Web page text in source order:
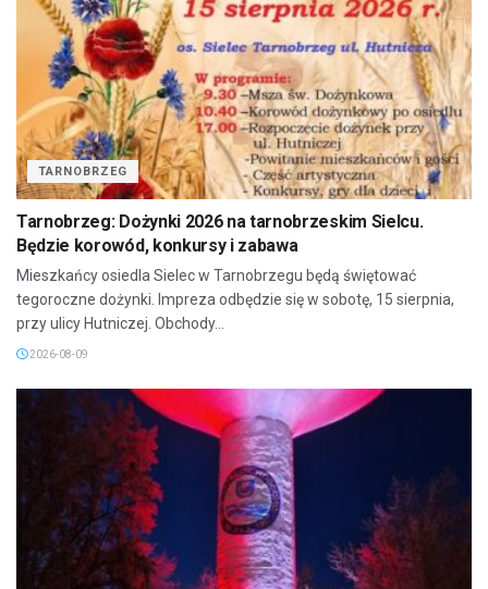
TARNOBRZEG
Tarnobrzeg: Dożynki 2026 na tarnobrzeskim Sielcu.
Będzie korowód, konkursy i zabawa
Mieszkańcy osiedla Sielec w Tarnobrzegu będą świętować
tegoroczne dożynki. Impreza odbędzie się w sobotę, 15 sierpnia,
przy ulicy Hutniczej. Obchody...
2026-08-09